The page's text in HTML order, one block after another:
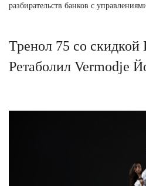
разбирательств банков с
Тренол 75 со скидкой
Ретаболил Vermodje